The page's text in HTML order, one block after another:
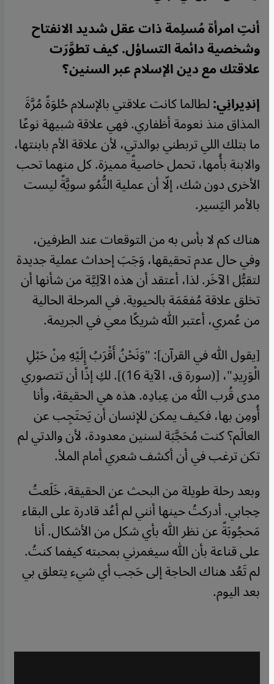
أنتِ امرأة مُسلِمة ذات عقل شديد الانفتاح
وشخصية دائمة التساؤل. كيف تطوَّرَت
علاقتك مع دين الإسلام عبر السنين؟
إندِيرانِي:لطالما كانت علاقتي بالإسلام حُلوَةً مُرَّةَ
المذاق منذ نعومة أظفاري. فهي علاقة شبيهة نوعًا
ما بتلك اللي تربطني بوالدتي، لأن علاقة الأم بابنتها،
والابنة بأُمها، تحمل خاصيةً مميزة. كل منهما تحب
الأخرى دون شك، إلّا أن عملية النُّمُو سويَّةً ليست
بالأمر اليَسير.
هناك كم لا بأس به من التوقعات عند الطرفين،
وفي حال عدم تحقيقها، وَجَبَ إحداث عملية جديدة
لتقبُّل الآخَر. لذا، أعتقد أن هذه الآلِيَّة من شأنها أن
تخلق علاقة مُفعَمَة بالحيوية. في المرحلة الحالية
من عُمري، أعتبر الله شريكًا معي في الجريمة.
[يقول الله في القرآن]: "وَنَحْنُ أَقْرَبُ إِلَيْهِ مِنْ حَبْلِ
الْوَرِيدِ"، [(سورة ق، الآية 16)]. لكِ إذًا أن تتصوري
مدى قُرب الله من عِبادِه. هذه هي الحقيقة، وأنا
أُومِن بها، فكيف يمكن للإنسان أن يَحتَجِب عن
العالَم؟ كنت مُحَجَّبَة لسنين معدودة، لأن والدتي لم
تكن ترغب في أن أكشف شعري أمام الملأ.
وبعد رحلة طويلة من البحث عن الحقيقة، خَلَعتُ
حِجابي. أدركتُ حينها أنني لم أعُد قادرة على البقاء
مَحجُوبَةً عن نظر الله بأي شكل من الأشكال. أنا
على قناعة بأن الله سيغمرني بمحبته كيفما كنتُ.
لم تَعُد هناك الحاجة إلى حَجب أي شيء يتعلق بي
بعد اليوم.